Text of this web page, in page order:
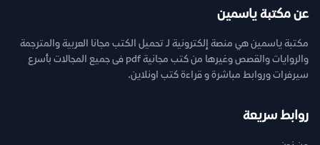
عن مكتبة ياسمين
مكتبة ياسمين هي منصة إلكترونية لـ تحميل الكتب مجانا العربية والمترجمة
والروايات والقصص وغيرها من كتب مجانية pdf فى جميع المجالات بأسرع
سيرفرات وروابط مباشرة و قراءة كتب اونلاين.
روابط سريعة